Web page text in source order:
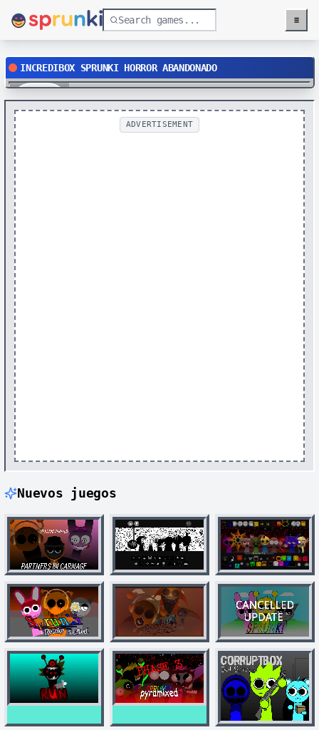
Menu
≡
INCREDIBOX SPRUNKI HORROR ABANDONADO
Play
ADVERTISEMENT
Nuevos juegos